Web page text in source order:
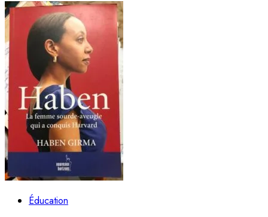
Éducation